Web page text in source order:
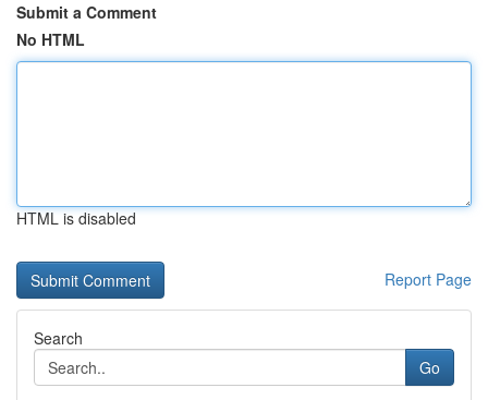
Submit a Comment
No HTML
HTML is disabled
Report Page
Search
Go